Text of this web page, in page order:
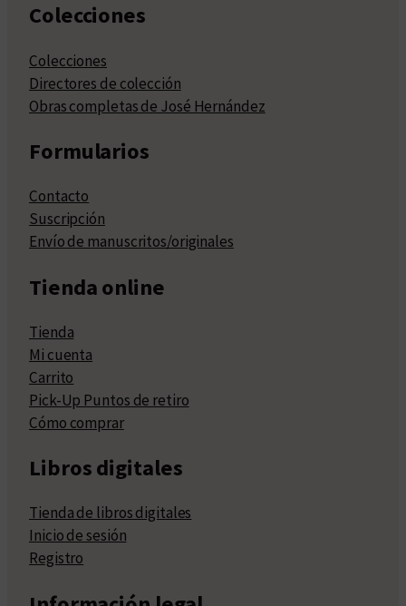
Colecciones
Colecciones
Directores de colección
Obras completas de José Hernández
Formularios
Contacto
Suscripción
Envío de manuscritos/originales
Tienda online
Tienda
Mi cuenta
Carrito
Pick-Up Puntos de retiro
Cómo comprar
Libros digitales
Tienda de libros digitales
Inicio de sesión
Registro